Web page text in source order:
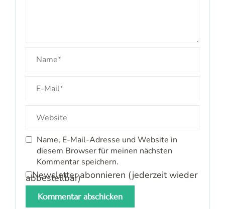
Name, E-Mail-Adresse und Website in
diesem Browser für meinen nächsten
Kommentar speichern.
Newsletter abonnieren (jederzeit wieder
abbestellbar)